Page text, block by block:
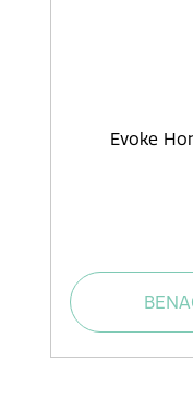
Evoke